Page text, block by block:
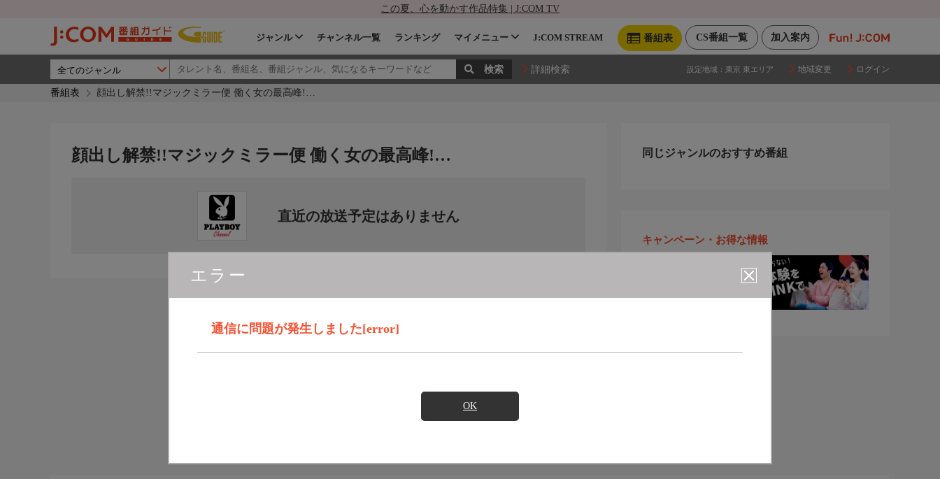
この夏、心を動かす作品特集 | J:COM TV
加入案内
CS番組一覧
番組表
ジャンル チャンネル一覧 ランキング マイメニュー J:COM STREAM
詳細検索 設定地域： 東京 東エリア 地域変更 ログイン
番組表 顔出し解禁!!マジックミラー便 働く女の最高峰!…
エラー
通信に問題が発生しました[error]
OK
顔出し解禁!!マジックミラー便 働く女の最高峰!…
直近の放送予定はありません
同じジャンルのおすすめ番組
キャンペーン・お得な情報